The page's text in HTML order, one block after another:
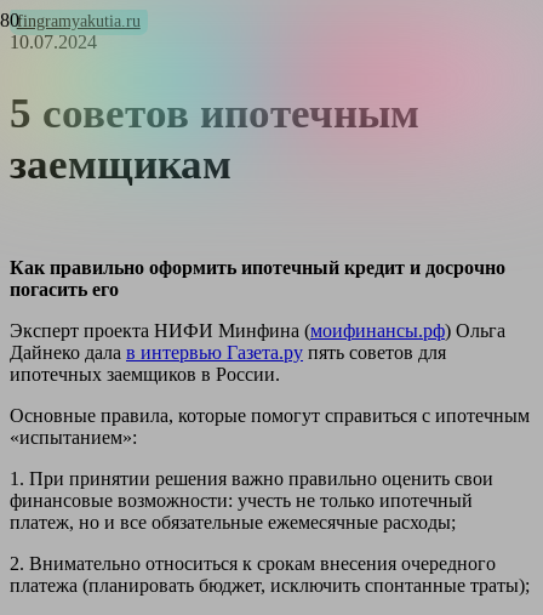
fingramyakutia.ru
10.07.2024
5 советов ипотечным
заемщикам
Как правильно оформить ипотечный кредит и досрочно
погасить его
Эксперт проекта НИФИ Минфина (моифинансы.рф) Ольга
Дайнеко дала в интервью Газета.ру пять советов для
ипотечных заемщиков в России.
Основные правила, которые помогут справиться с ипотечным
«испытанием»:
1. При принятии решения важно правильно оценить свои
финансовые возможности: учесть не только ипотечный
платеж, но и все обязательные ежемесячные расходы;
2. Внимательно относиться к срокам внесения очередного
платежа (планировать бюджет, исключить спонтанные траты);